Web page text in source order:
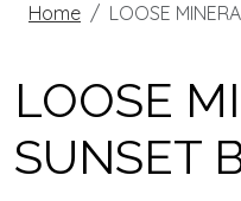
Home LOOSE
LOOSE
SUNSET